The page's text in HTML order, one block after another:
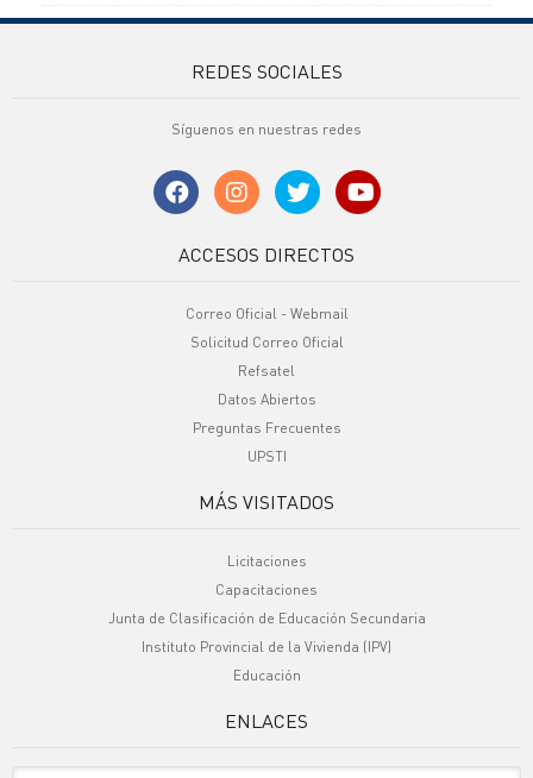
REDES SOCIALES
Síguenos en nuestras redes
ACCESOS DIRECTOS
Correo Oficial - Webmail
Solicitud Correo Oficial
Refsatel
Datos Abiertos
Preguntas Frecuentes
UPSTI
MÁS VISITADOS
Licitaciones
Capacitaciones
Junta de Clasificación de Educación Secundaria
Instituto Provincial de la Vivienda (IPV)
Educación
ENLACES